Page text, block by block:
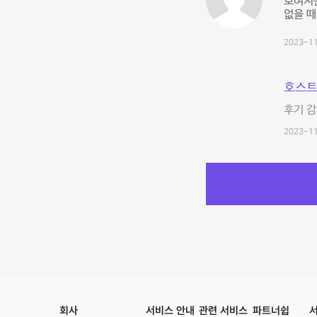
없을
2023-
호스
후기
2023-
회사 서비스 안내 관련 서비스 파트너쉽